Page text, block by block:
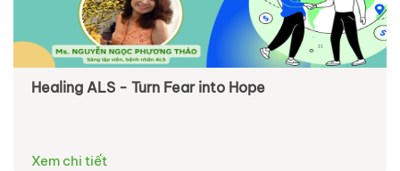
Healing ALS - Turn Fear into Hope
Xem chi tiết